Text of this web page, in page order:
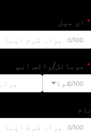
ای میل
0/100
موبائل/واٹس ایپ
کوڈ0/100
نام
0/100